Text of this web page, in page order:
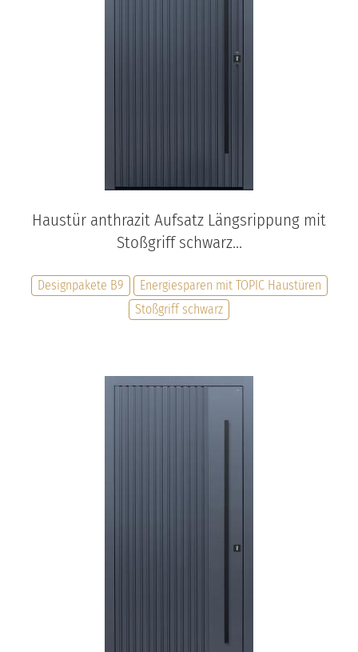
Haustür anthrazit Aufsatz Längsrippung mit
Stoßgriff schwarz...
Designpakete B9
Energiesparen mit TOPIC Haustüren
Stoßgriff schwarz